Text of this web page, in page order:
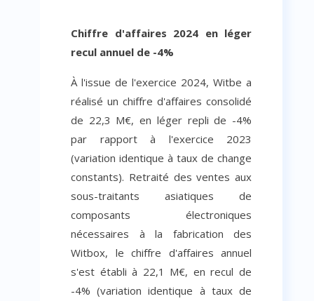
Chiffre d'affaires 2024 en léger
recul annuel de -4%
À l'issue de l'exercice 2024, Witbe a
réalisé un chiffre d'affaires consolidé
de 22,3 M€, en léger repli de -4%
par rapport à l'exercice 2023
(variation identique à taux de change
constants). Retraité des ventes aux
sous-traitants asiatiques de
composants électroniques
nécessaires à la fabrication des
Witbox, le chiffre d'affaires annuel
s'est établi à 22,1 M€, en recul de
-4% (variation identique à taux de